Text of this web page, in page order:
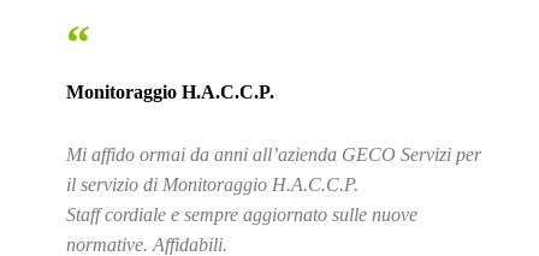
“
Monitoraggio H.A.C.C.P.
Mi affido ormai da anni all’azienda GECO Servizi per
il servizio di Monitoraggio H.A.C.C.P.
Staff cordiale e sempre aggiornato sulle nuove
normative. Affidabili.